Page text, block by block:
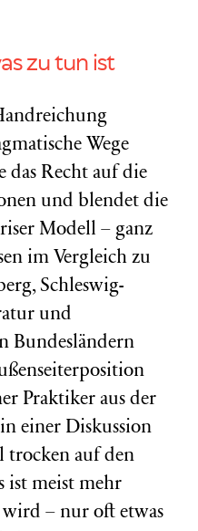
zu tun ist
Wege
das Recht auf die
und blendet die
Modell – ganz
im Vergleich zu
Schleswig-
und
Bundesländern
Praktiker aus der
einer Diskussion
trocken auf den
ist meist mehr
– nur oft etwas